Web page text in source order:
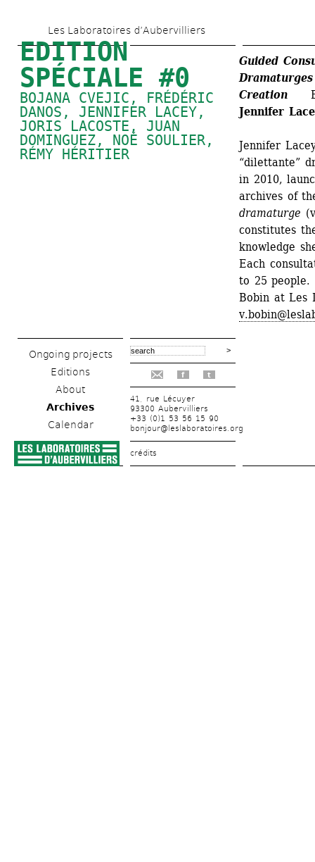
to
main
content
Les Laboratoires d’Aubervilliers
EDITION
SPÉCIALE #0
BOJANA CVEJIC, FRÉDÉRIC
DANOS, JENNIFER LACEY,
JORIS LACOSTE, JUAN
DOMINGUEZ, NOÉ SOULIER,
RÉMY HÉRITIER
Ongoing projects
Editions
About
Archives
Calendar
f t
41, rue Lécuyer
93300 Aubervilliers
+33 (0)1 53 56 15 90
bonjour@leslaboratoires.org
crédits
Guided
Creation
Jennifer
Jennifer
“dilettante”
in 2010,
archives of
dramaturge
constitutes
knowledge
Each
to 25 people.
Bobin at Les